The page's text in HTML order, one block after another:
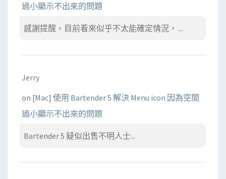
過小顯示不出來的問題
感謝提醒，目前看來似乎不太能確定情況， ...
Jerry
on [Mac] 使用 Bartender 5 解決 Menu icon 因為空間
過小顯示不出來的問題
Bartender 5 疑似出售不明人士...